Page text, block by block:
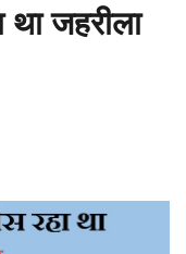
था जहरीला